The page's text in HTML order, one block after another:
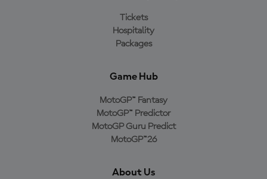
Tickets
Hospitality
Packages
Game Hub
MotoGP™ Fantasy
MotoGP™ Predictor
MotoGP Guru Predict
MotoGP™26
About Us